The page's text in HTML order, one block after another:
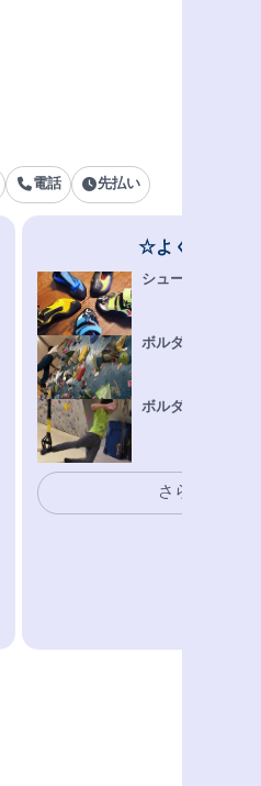
電話 先払い
☆よくある質
シューズ選びFAQ
ボルダリング上達
ボルダリングトレ
さらに表示